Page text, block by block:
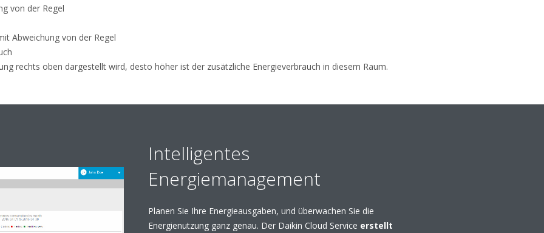
von der Regel
Abweichung von der Regel
rechts oben dargestellt wird, desto höher ist der zusätzliche Energieverbrauch in diesem Raum.
Intelligentes
Energiemanagement
Planen Sie Ihre Energieausgaben, und überwachen Sie die
Energienutzung ganz genau. Der Daikin Cloud Service erstellt